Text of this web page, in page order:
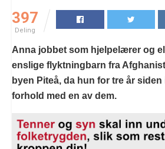
397
Deling
Anna jobbet som hjelpelærer og
enslige flyktningbarn fra
byen Piteå, da hun for tre år
forhold med en av dem.